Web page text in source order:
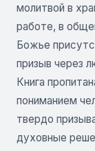
молитвой в
работе, в
Божье
призыв через
Книга
пониманием
твердо
духовные